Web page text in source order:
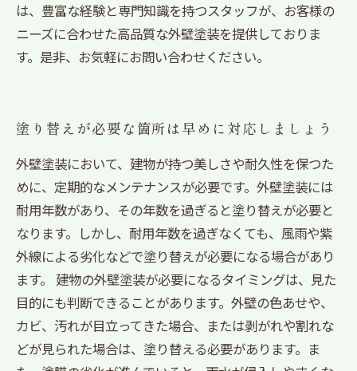
は、豊富な経験と専門知識を持つスタッフが、お客様の
ニーズに合わせた高品質な外壁塗装を提供しておりま
す。是非、お気軽にお問い合わせください。
塗り替えが必要な箇所は早めに対応しましょう
外壁塗装において、建物が持つ美しさや耐久性を保つた
めに、定期的なメンテナンスが必要です。外壁塗装には
耐用年数があり、その年数を過ぎると塗り替えが必要と
なります。しかし、耐用年数を過ぎなくても、風雨や紫
外線による劣化などで塗り替えが必要になる場合があり
ます。 建物の外壁塗装が必要になるタイミングは、見た
目的にも判断できることがあります。外壁の色あせや、
カビ、汚れが目立ってきた場合、または剥がれや割れな
どが見られた場合は、塗り替える必要があります。ま